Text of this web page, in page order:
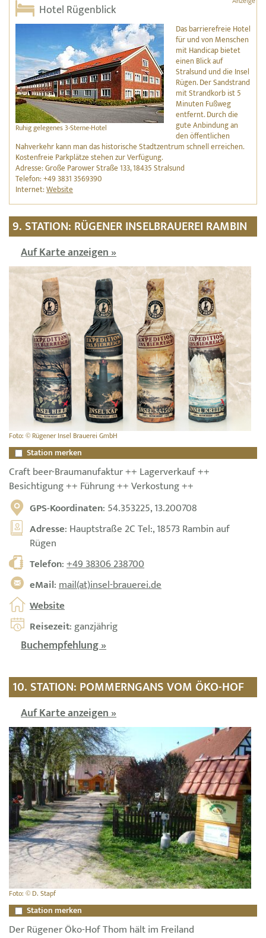
Hotel Rügenblick
Ruhig gelegenes 3-Sterne-Hotel
Das barrierefreie Hotel
für und von Menschen
mit Handicap bietet
einen Blick auf
Stralsund und die Insel
Rügen. Der Sandstrand
mit Strandkorb ist 5
Minuten Fußweg
entfernt. Durch die
gute Anbindung an
den öffentlichen
Nahverkehr kann man das historische Stadtzentrum schnell erreichen.
Kostenfreie Parkplätze stehen zur Verfügung.
Adresse: Große Parower Straße 133, 18435 Stralsund
Telefon: +49 3831 3569390
Internet:Website
9. STATION: RÜGENER INSELBRAUEREI RAMBIN
Auf Karte anzeigen »
Foto: © Rügener Insel Brauerei GmbH
Station merken
Craft beer-Braumanufaktur ++ Lagerverkauf ++
Besichtigung ++ Führung ++ Verkostung ++
GPS-Koordinaten: 54.353225, 13.200708
Adresse: Hauptstraße 2C Tel:, 18573 Rambin auf
Rügen
Telefon:+49 38306 238700
eMail:mail(at)insel-brauerei.de
Website
Reisezeit: ganzjährig
Buchempfehlung »
10. STATION: POMMERNGANS VOM ÖKO-HOF
Auf Karte anzeigen »
Foto: © D. Stapf
Station merken
Der Rügener Öko-Hof Thom hält im Freiland